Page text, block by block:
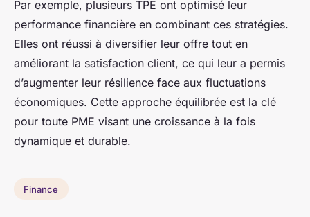
Par exemple, plusieurs TPE ont optimisé leur
performance financière en combinant ces stratégies.
Elles ont réussi à diversifier leur offre tout en
améliorant la satisfaction client, ce qui leur a permis
d’augmenter leur résilience face aux fluctuations
économiques. Cette approche équilibrée est la clé
pour toute PME visant une croissance à la fois
dynamique et durable.
Finance